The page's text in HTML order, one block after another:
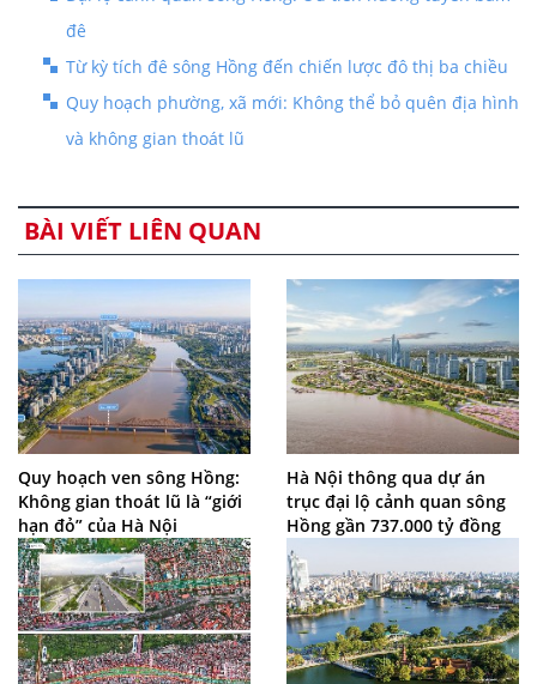
đê
Từ kỳ tích đê sông Hồng đến chiến lược đô thị ba chiều
Quy hoạch phường, xã mới: Không thể bỏ quên địa hình
và không gian thoát lũ
BÀI VIẾT LIÊN QUAN
Quy hoạch ven sông Hồng:
Không gian thoát lũ là “giới
hạn đỏ” của Hà Nội
Hà Nội thông qua dự án
trục đại lộ cảnh quan sông
Hồng gần 737.000 tỷ đồng